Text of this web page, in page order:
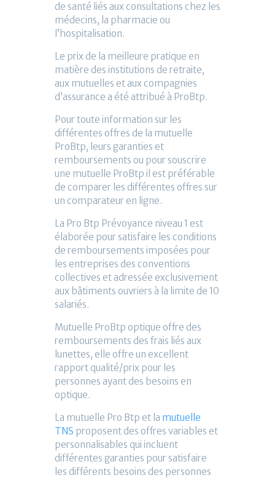
de santé liés aux consultations chez les
médecins, la pharmacie ou
l’hospitalisation.
Le prix de la meilleure pratique en
matière des institutions de retraite,
aux mutuelles et aux compagnies
d’assurance a été attribué à ProBtp.
Pour toute information sur les
différentes offres de la mutuelle
ProBtp, leurs garanties et
remboursements ou pour souscrire
une mutuelle ProBtp il est préférable
de comparer les différentes offres sur
un comparateur en ligne.
La Pro Btp Prévoyance niveau 1 est
élaborée pour satisfaire les conditions
de remboursements imposées pour
les entreprises des conventions
collectives et adressée exclusivement
aux bâtiments ouvriers à la limite de 10
salariés.
Mutuelle ProBtp optique offre des
remboursements des frais liés aux
lunettes, elle offre un excellent
rapport qualité/prix pour les
personnes ayant des besoins en
optique.
La mutuelle Pro Btp et la mutuelle
TNS proposent des offres variables et
personnalisables qui incluent
différentes garanties pour satisfaire
les différents besoins des personnes